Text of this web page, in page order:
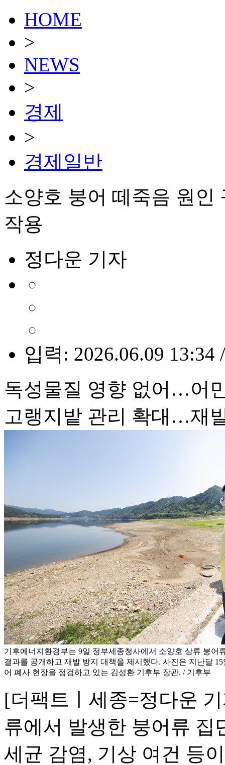
HOME
>
NEWS
>
경제
>
경제일반
소양호 붕어 떼죽음 원
작용
정다운 기자
입력: 2026.06.09 13:34
독성물질 영향 없어…어
고랭지밭 관리 확대…재
기후에너지환경부는 9일 정부세종청사에서 소양호 상류 붕어
결과를 공개하고 재발 방지 대책을 제시했다. 사진은 지난달
어 폐사 현장을 점검하고 있는 김성환 기후부 장관. / 기후부
[더팩트ㅣ세종=정다운
류에서 발생한 붕어류 집
세균 감염, 기상 여건 등